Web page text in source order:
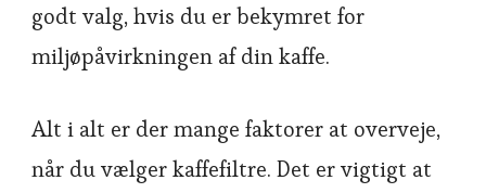
godt valg, hvis du er bekymret for
miljøpåvirkningen af din kaffe.
Alt i alt er der mange faktorer at overveje,
når du vælger kaffefiltre. Det er vigtigt at